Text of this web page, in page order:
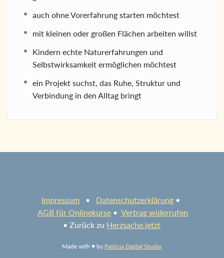
auch ohne Vorerfahrung starten möchtest
mit kleinen oder großen Flächen arbeiten willst
Kindern echte Naturerfahrungen und
Selbstwirksamkeit ermöglichen möchtest
ein Projekt suchst, das Ruhe, Struktur und
Verbindung in den Alltag bringt
Impressum • Datenschutzerklärung •
AGB für Onlinekurse• Vertrag widerrufen
• Zurück zu Herzsache.jetzt
Made with ♥ by Patricia Digital Studio